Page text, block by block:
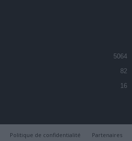
5064
82
16
Politique de confidentialité Partenaires